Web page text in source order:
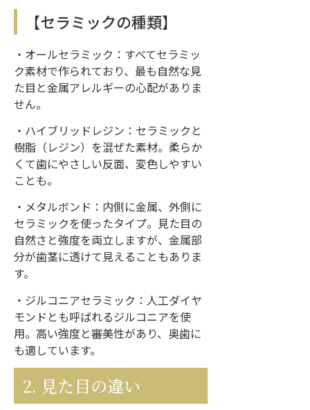
【セラミックの種類】
・オールセラミック：すべてセラミッ
ク素材で作られており、最も自然な見
た目と金属アレルギーの心配がありま
せん。
・ハイブリッドレジン：セラミックと
樹脂（レジン）を混ぜた素材。柔らか
くて歯にやさしい反面、変色しやすい
ことも。
・メタルボンド：内側に金属、外側に
セラミックを使ったタイプ。見た目の
自然さと強度を両立しますが、金属部
分が歯茎に透けて見えることもありま
す。
・ジルコニアセラミック：人工ダイヤ
モンドとも呼ばれるジルコニアを使
用。高い強度と審美性があり、奥歯に
も適しています。
2. 見た目の違い